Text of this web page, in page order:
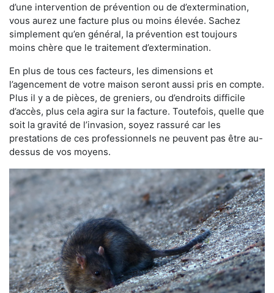
d’une intervention de prévention ou de d’extermination,
vous aurez une facture plus ou moins élevée. Sachez
simplement qu’en général, la prévention est toujours
moins chère que le traitement d’extermination.
En plus de tous ces facteurs, les dimensions et
l’agencement de votre maison seront aussi pris en compte.
Plus il y a de pièces, de greniers, ou d’endroits difficile
d’accès, plus cela agira sur la facture. Toutefois, quelle que
soit la gravité de l’invasion, soyez rassuré car les
prestations de ces professionnels ne peuvent pas être au-
dessus de vos moyens.